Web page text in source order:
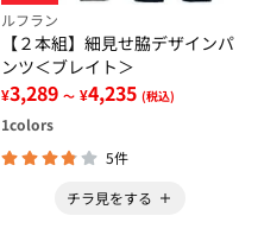
ルフラン
【２本組】細見せ脇デザインパ
ンツ＜ブレイト＞
¥3,289 ～ ¥4,235 (税込)
1colors
5件
チラ見をする